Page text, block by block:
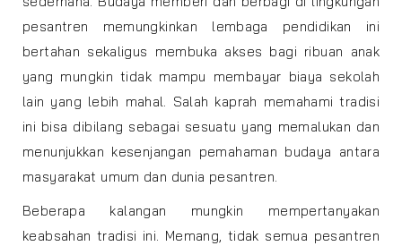
pesantren memungkinkan lembaga pendidikan ini
bertahan sekaligus membuka akses bagi ribuan anak
yang mungkin tidak mampu membayar biaya sekolah
lain yang lebih mahal. Salah kaprah memahami tradisi
ini bisa dibilang sebagai sesuatu yang memalukan dan
menunjukkan kesenjangan pemahaman budaya antara
masyarakat umum dan dunia pesantren.
Beberapa kalangan mungkin mempertanyakan
keabsahan tradisi ini. Memang, tidak semua pesantren